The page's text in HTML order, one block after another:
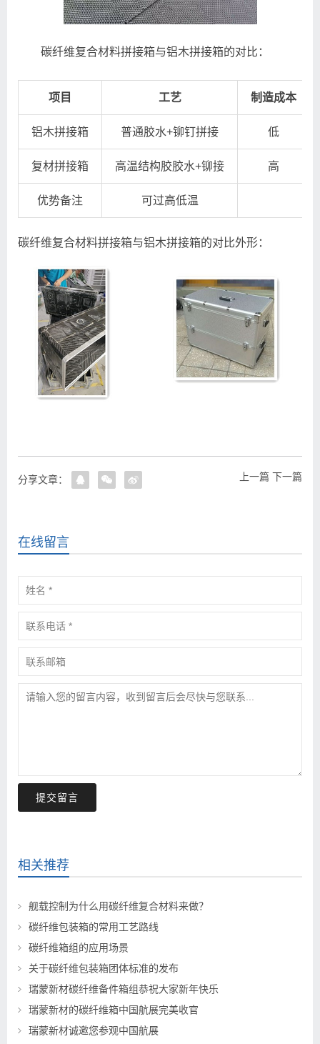
碳纤维复合材料拼接箱与铝木拼接箱的对比：
项目 工艺 制造成本
铝木拼接箱 普通胶水+铆钉拼接 低
复材拼接箱 高温结构胶胶水+铆接 高
优势备注 可过高低温
碳纤维复合材料拼接箱与铝木拼接箱的对比外形：
上一篇 下一篇
分享文章：
在线留言
提交留言
相关推荐
舰载控制为什么用碳纤维复合材料来做？
碳纤维包装箱的常用工艺路线
碳纤维箱组的应用场景
关于碳纤维包装箱团体标准的发布
瑞蒙新材碳纤维备件箱组恭祝大家新年快乐
瑞蒙新材的碳纤维箱中国航展完美收官
瑞蒙新材诚邀您参观中国航展